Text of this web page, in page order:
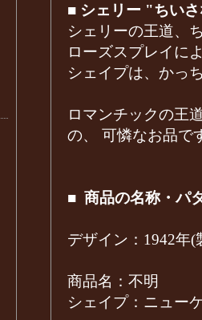
■ シェリー "ちい
シェリーの王道、
ローズスプレイに
シェイプは、かっ
ロマンチックの王
の、 可憐なお品で
■ 商品の名称・パ
デザイン：1942年(
商品名：不明
シェイプ：ニュー